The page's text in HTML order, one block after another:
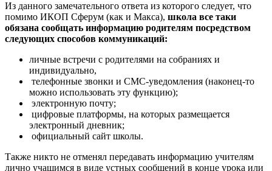
Из данного замечательного ответа из которого следует, что
помимо ИКОП Сферум (как и Макса), школа все таки
обязана сообщать информацию родителям посредством
следующих способов коммуникаций:
личные встречи с родителями на собраниях и
индивидуально,
телефонные звонки и СМС-уведомления (наконец-то
можно использовать эту функцию);
электронную почту;
цифровые платформы, на которых размещается
электронный дневник;
официальный сайт школы.
Также никто не отменял передавать информацию учителям
лично учащимся в виде устных сообщений в конце урока или